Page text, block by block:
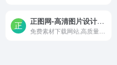
正图网-高清图片设计素材图库网站